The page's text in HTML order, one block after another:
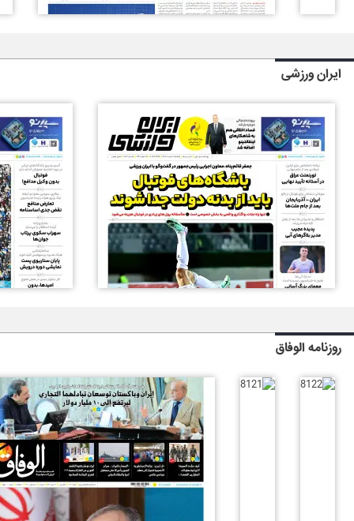
ایران ورزشی
روزنامه الوفاق